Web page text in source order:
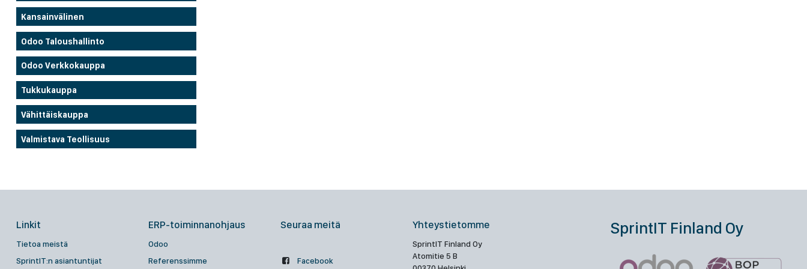
Kansainvälinen
Odoo Taloushallinto
Odoo Verkkokauppa
Tukkukauppa
Vähittäiskauppa
Valmistava Teollisuus
Linkit
Tietoa meistä
SprintIT:n asiantuntijat
ERP-toiminnanohjaus
Odoo
Referenssimme
Seuraa meitä
Facebook
Yhteystietomme
SprintIT Finland Oy
Atomitie 5 B
SprintIT Finland Oy